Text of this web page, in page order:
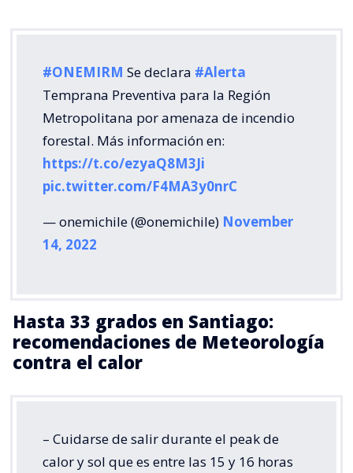
#ONEMIRM Se declara #Alerta
Temprana Preventiva para la Región
Metropolitana por amenaza de incendio
forestal. Más información en:
https://t.co/ezyaQ8M3Ji
pic.twitter.com/F4MA3y0nrC
— onemichile (@onemichile) November
14, 2022
Hasta 33 grados en Santiago:
recomendaciones de Meteorología
contra el calor
– Cuidarse de salir durante el peak de
calor y sol que es entre las 15 y 16 horas